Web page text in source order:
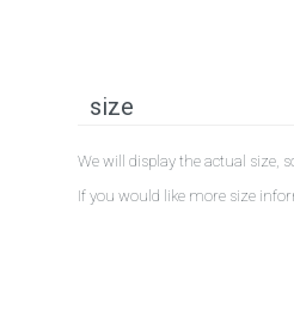
size
We will display the actual size,
If you would like more size